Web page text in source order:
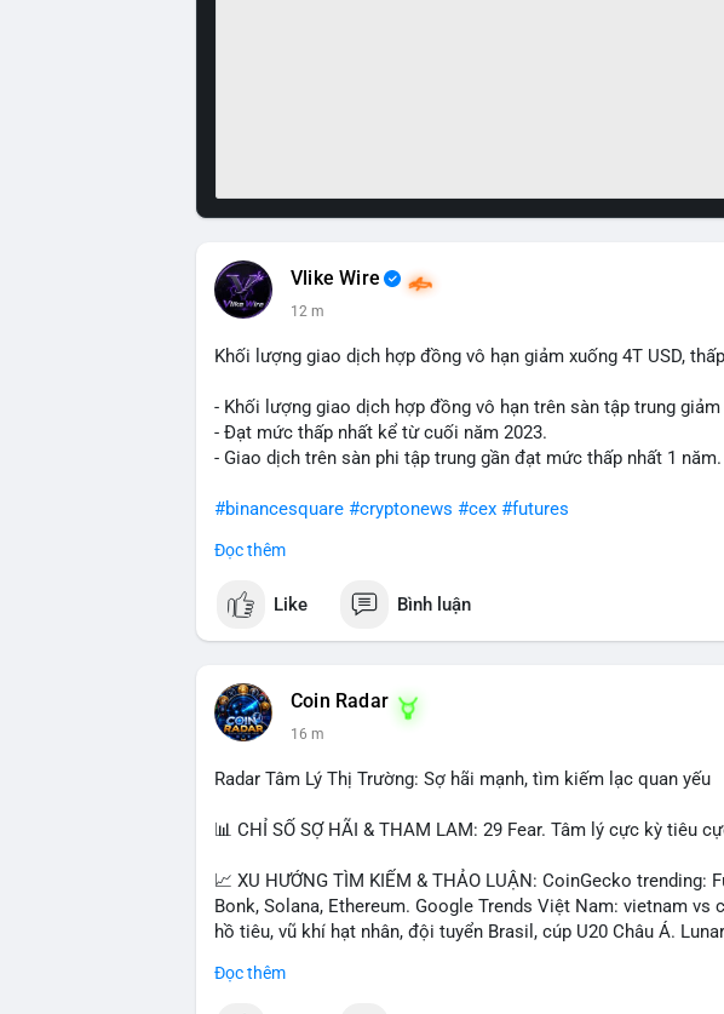
Vlike Wire
12 m
Khối lượng giao dịch hợp đồng vô hạn giảm xuống 4T USD,
- Khối lượng giao dịch hợp đồng vô hạn trên sàn tập trung giảm
- Đạt mức thấp nhất kể từ cuối năm 2023.
- Giao dịch trên sàn phi tập trung gần đạt mức thấp nhất 1 năm.
#binancesquare #cryptonews #cex #futures
$btc $eth
#vlikevn #titanbot
Đọc thêm
Like Bình luận
Coin Radar
16 m
Radar Tâm Lý Thị Trường: Sợ hãi mạnh, tìm kiếm lạc quan yếu
📊 CHỈ SỐ SỢ HÃI & THAM LAM: 29 Fear. Tâm lý cực kỳ tiêu
📈 XU HƯỚNG TÌM KIẾM & THẢO LUẬN: CoinGecko trending:
Bonk, Solana, Ethereum. Google Trends Việt Nam: vietnam vs
hồ tiêu, vũ khí hạt nhân, đội tuyển Brasil, cúp U20 Châu Á.
Dogecoin, LeBron James, Andreessen Horowitz, NFL, Polkadot,
Đọc thêm